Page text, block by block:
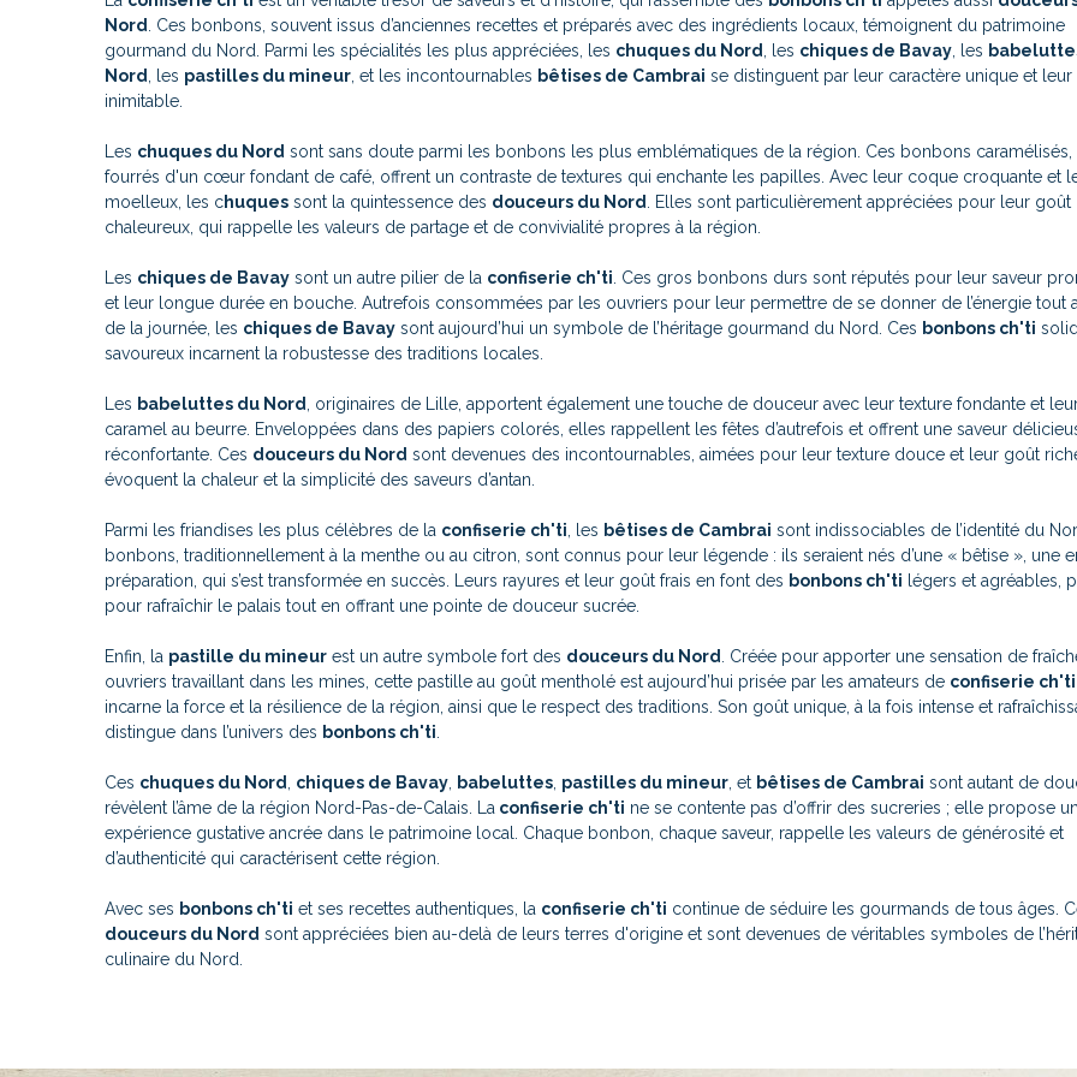
Nord. Ces bonbons, souvent issus d’anciennes recettes et préparés avec des ingrédients locaux, témoignent du patrimoine
gourmand du Nord. Parmi les spécialités les plus appréciées, les chuques du Nord, les chiques de Bavay, les
Nord, les pastilles du mineur, et les incontournables bêtises de Cambrai se distinguent par leur caractère unique et
inimitable.
Les chuques du Nord sont sans doute parmi les bonbons les plus emblématiques de la région. Ces bonbons caramélisés,
fourrés d'un cœur fondant de café, offrent un contraste de textures qui enchante les papilles. Avec leur coque croquante et
moelleux, les chuques sont la quintessence des douceurs du Nord. Elles sont particulièrement appréciées pour leur goût
chaleureux, qui rappelle les valeurs de partage et de convivialité propres à la région.
Les chiques de Bavay sont un autre pilier de la confiserie ch'ti. Ces gros bonbons durs sont réputés pour leur saveur
et leur longue durée en bouche. Autrefois consommées par les ouvriers pour leur permettre de se donner de l’énergie tout
de la journée, les chiques de Bavay sont aujourd’hui un symbole de l’héritage gourmand du Nord. Ces bonbons ch'ti
savoureux incarnent la robustesse des traditions locales.
Les babeluttes du Nord, originaires de Lille, apportent également une touche de douceur avec leur texture fondante et
caramel au beurre. Enveloppées dans des papiers colorés, elles rappellent les fêtes d’autrefois et offrent une saveur
réconfortante. Ces douceurs du Nord sont devenues des incontournables, aimées pour leur texture douce et leur goût
évoquent la chaleur et la simplicité des saveurs d’antan.
Parmi les friandises les plus célèbres de la confiserie ch'ti, les bêtises de Cambrai sont indissociables de l’identité du
bonbons, traditionnellement à la menthe ou au citron, sont connus pour leur légende : ils seraient nés d’une « bêtise », une
préparation, qui s’est transformée en succès. Leurs rayures et leur goût frais en font des bonbons ch'ti légers et agréables,
pour rafraîchir le palais tout en offrant une pointe de douceur sucrée.
Enfin, la pastille du mineur est un autre symbole fort des douceurs du Nord. Créée pour apporter une sensation de
ouvriers travaillant dans les mines, cette pastille au goût mentholé est aujourd’hui prisée par les amateurs de confiserie ch'ti
incarne la force et la résilience de la région, ainsi que le respect des traditions. Son goût unique, à la fois intense et
distingue dans l’univers des bonbons ch'ti.
Ces chuques du Nord, chiques de Bavay, babeluttes, pastilles du mineur, et bêtises de Cambrai sont autant de
révèlent l’âme de la région Nord-Pas-de-Calais. La confiserie ch'ti ne se contente pas d’offrir des sucreries ; elle propose
expérience gustative ancrée dans le patrimoine local. Chaque bonbon, chaque saveur, rappelle les valeurs de générosité et
d’authenticité qui caractérisent cette région.
Avec ses bonbons ch'ti et ses recettes authentiques, la confiserie ch'ti continue de séduire les gourmands de tous âges.
douceurs du Nord sont appréciées bien au-delà de leurs terres d'origine et sont devenues de véritables symboles de
culinaire du Nord.